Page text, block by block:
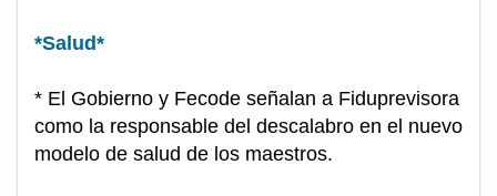
*Salud*
* El Gobierno y Fecode señalan a Fiduprevisora
como la responsable del descalabro en el nuevo
modelo de salud de los maestros.